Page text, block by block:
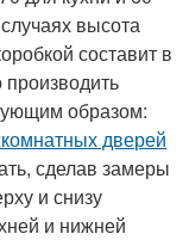
высота
составит в
образом:
дверей
сделав замеры
и снизу
и нижней